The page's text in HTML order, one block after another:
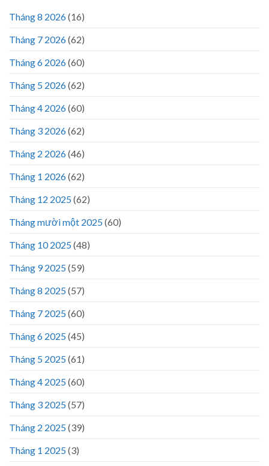
Tháng 8 2026(16)
Tháng 7 2026(62)
Tháng 6 2026(60)
Tháng 5 2026(62)
Tháng 4 2026(60)
Tháng 3 2026(62)
Tháng 2 2026(46)
Tháng 1 2026(62)
Tháng 12 2025(62)
Tháng mười một 2025(60)
Tháng 10 2025(48)
Tháng 9 2025(59)
Tháng 8 2025(57)
Tháng 7 2025(60)
Tháng 6 2025(45)
Tháng 5 2025(61)
Tháng 4 2025(60)
Tháng 3 2025(57)
Tháng 2 2025(39)
Tháng 1 2025(3)